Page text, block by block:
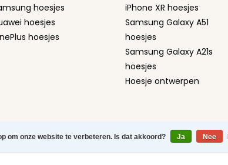
hoesjes
hoesjes
hoesjes
iPhone XR hoesjes
Samsung Galaxy A51
hoesjes
Samsung Galaxy A21s
hoesjes
Hoesje ontwerpen
om onze website te verbeteren. Is dat akkoord? Ja Nee